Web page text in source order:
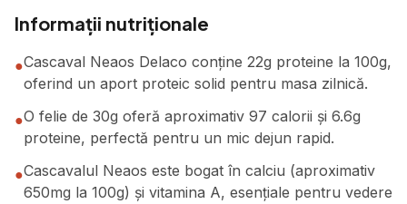
Informații nutriționale
●Cascaval Neaos Delaco conține 22g proteine la 100g,
oferind un aport proteic solid pentru masa zilnică.
●O felie de 30g oferă aproximativ 97 calorii și 6.6g
proteine, perfectă pentru un mic dejun rapid.
●Cascavalul Neaos este bogat în calciu (aproximativ
650mg la 100g) și vitamina A, esențiale pentru vedere